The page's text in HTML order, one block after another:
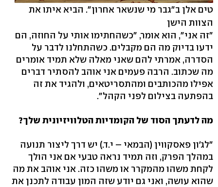
טים אלן ב"גבר מי שנשאר אחרון". הביא איתו את
הצוות הישן
"זה אני", הוא אומר, "כשהחתימו אותי על החוזה, הם
ידעו בדיוק מה הם מקבלים. כשהתחלנו לדבר על
הסדרה, אמרתי להם שאני מאלה שלא תמיד אומרים
מה שכתוב. הרבה פעמים אני אוהב להסתיר דברים
אפילו מהכותבים ומהתסריטאים, ולהגיד את זה
בהפתעה בצילום לפני הקהל".
מה לדעתך הסוד של הקומדיות הטלוויזיונית שלך?
"לג'ון פאסקווין (הבמאי – י.ד.) יש דרך ליצור תנועה
במהלך הפרק, וזה תמיד נראה טבעי אם אני הולך
לקחת משהו מהמקרר או משהו כזה. אני אוהב את מה
שהוא עושה, ואני גם יודע שזה המון עבודה לתכנן את